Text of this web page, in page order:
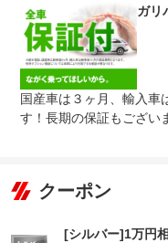
保証修理
受付先
●当店までご
お近くのガリ
すので、お気
法定整備
整備付 法定12
※車検なし・
※商用車は6ヶ
１．車検の残
ガリ
国産車は３ヶ月、輸入車
す！長期の保証もござい
クーポン
[シルバー]1万円